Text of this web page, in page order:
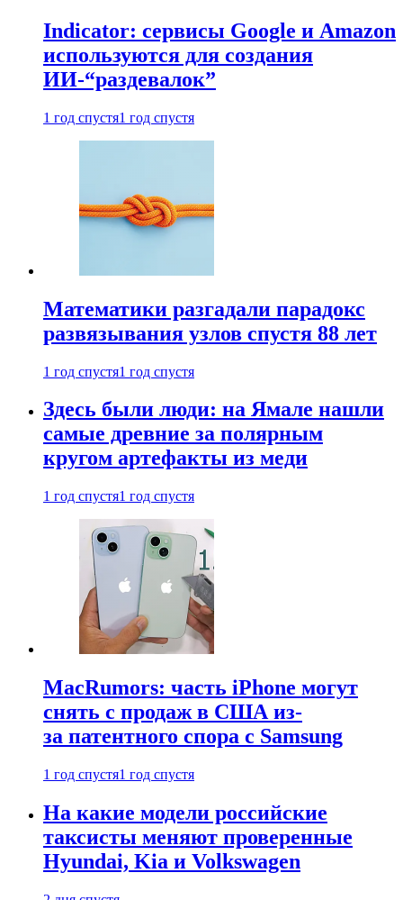
Indicator: сервисы Google и Amazon
используются для создания
ИИ-“раздевалок”
1 год спустя1 год спустя
Математики разгадали парадокс
развязывания узлов спустя 88 лет
1 год спустя1 год спустя
Здесь были люди: на Ямале нашли
самые древние за полярным
кругом артефакты из меди
1 год спустя1 год спустя
MacRumors: часть iPhone могут
снять с продаж в США из-
за патентного спора с Samsung
1 год спустя1 год спустя
На какие модели российские
таксисты меняют проверенные
Hyundai, Kia и Volkswagen